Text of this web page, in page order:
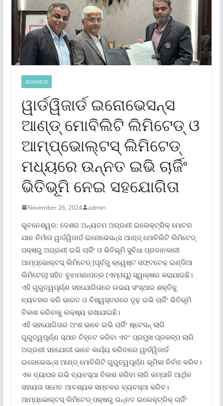
BUSINESS
ୱାର୍ଡୱିଜାର୍ଡ ଇନୋଭେସନ୍ସ
ଆଣ୍ଡ୍ ମୋବିଲିଟି ଲିମିଟେଡ୍ ଓ
ଆମ୍ପ୍‌ଭୋଲ୍‌ଟସ୍ ଲିମିଟେଡ୍
ମଧ୍ୟରେ ଉନ୍ନତ ଇଭି ଚାର୍ଜିଂ
ଭିତିଭୂମି ନେଇ ସହଯୋଗିତା
November 26, 2024 admin
ଭୁବନେଶ୍ୱର: ଦେଶର ଅନ୍ୟତମ ଅଗ୍ରଣୀ ଇଲେକ୍ଟ୍ରିକ୍ ମୋଟର
ଯାନ ନିର୍ମାତା ୱାର୍ଡୱିଜାର୍ଡ ଇନୋଭେସନ୍ସ ଆଣ୍ଡ୍ ମୋବିଲିଟି ଲିମିଟେଡ୍
ପକ୍ଷରୁ ଅଗ୍ରଣୀ ଇଭି ଚାର୍ଜିଂ ଓ ଭିତିଭୂମି ସୁବିଧା ପ୍ରଦାନକାରୀ
ଆମ୍ପ୍‌ଭୋଲ୍‌ଟସ୍ ଲିମିଟେଡ୍ (ପୂର୍ବରୁ କ୍ୱେଷ୍ଟ ସଫ୍‌ଟଟେକ୍ ଇଣ୍ଡିଆ
ଲିମିଟେଡ୍‌) ସହିତ ବୁଝାମଣାପତ୍ର (ଏମ୍‌ଓୟୁ) ସ୍ୱାକ୍ଷର କରାଯାଇଛି।
ଏହି ଗୁରୁତ୍ୱପୂର୍ଣ୍ଣ ସହଯୋଗିତାରେ ଉଭୟ ସଂସ୍ଥାର ଶକ୍ତିକୁ
ବ୍ୟବହାର କରି ଭାରତ ଓ ବିଶ୍ୱସ୍ତରରେ ଦୃଢ଼ ଇଭି ଚାର୍ଜିଂ ଭିତିଭୂମି
ବିକାଶ କରିବାକୁ ଲକ୍ଷ୍ୟ ରଖାଯାଇଛି।
ଏହି ସହଯୋଗିତାର ଅଂଶ ଭାବେ ଇଭି ଚାର୍ଜିଂ ଷ୍ଟେସନ୍ ଲାଗି
ଗୁରୁତ୍ୱପୂର୍ଣ୍ଣ ସ୍ଥାନ ଚିହ୍ନଟ କରିବା ଏବଂ ପ୍ରମୁଖ ପ୍ରକଳ୍ପ ଲାଗି
ଅଗ୍ରଣୀ ସହଯୋଗୀ ଭାବେ କାର୍ଯ୍ୟ କରିବାରେ ୱାର୍ଡୱିଜାର୍ଡ
ଇନୋଭେସନ୍ସ ଆଣ୍ଡ୍ ମୋବିଲିଟି ଗୁରୁତ୍ୱପୂର୍ଣ୍ଣ ଭୂମିକା ନିର୍ବାହ କରିବ।
ଏକ ବ୍ୟାପକ ଇଭି ବ୍ୟବସ୍ଥା ବିକାଶ କରିବା ଲାଗି କମ୍ପାନି ଆର୍ଥିକ
ସହାୟତା ସମେତ ଆବଶ୍ୟକ ସମ୍ବଳର ବ୍ୟବସ୍ଥା କରିବ।
ଆମ୍ପ୍‌ଭୋଲ୍‌ଟସ୍ ଲିମିଟେଡ୍ ପକ୍ଷରୁ ଉନ୍ନତ ଇଲେକ୍ଟ୍ରିକ୍ ଚାର୍ଜିଂ